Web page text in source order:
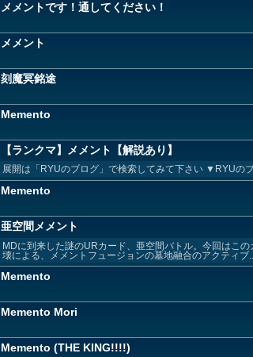
メメントです！通してください！
メメント
刻魔冥銘途
Memento
【ランクマ】メメント【解説あり】
展開は「RYUのブログ」で検索してみて下さい ▼RYUの
Memento
亜空間メメント
MDに到来した謎のURカード、亜空間バトル。今回はこ
壊による、メメントフュージョンの墓地融合のアクティブ...
Memento
Memento Mori
Memento (THE KING!!!!)